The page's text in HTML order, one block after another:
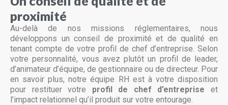
proximité
Au-delà de nos missions réglementaires, nous
développons un conseil de proximité et de qualité en
tenant compte de votre profil de chef d’entreprise. Selon
votre personnalité, vous avez plutôt un profil de leader,
d’animateur d’équipe, de gestionnaire ou de directeur. Pour
en savoir plus, notre équipe RH est à votre disposition
pour restituer votre profil de chef d’entreprise et
l’impact relationnel qu’il produit sur votre entourage.